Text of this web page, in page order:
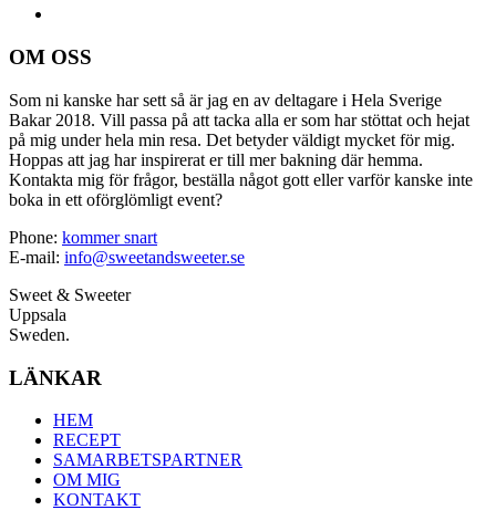
OM OSS
Som ni kanske har sett så är jag en av deltagare i Hela Sverige
Bakar 2018. Vill passa på att tacka alla er som har stöttat och hejat
på mig under hela min resa. Det betyder väldigt mycket för mig.
Hoppas att jag har inspirerat er till mer bakning där hemma.
Kontakta mig för frågor, beställa något gott eller varför kanske inte
boka in ett oförglömligt event?
Phone: kommer snart
E-mail: info@sweetandsweeter.se
Sweet & Sweeter
Uppsala
Sweden.
LÄNKAR
HEM
RECEPT
SAMARBETSPARTNER
OM MIG
KONTAKT